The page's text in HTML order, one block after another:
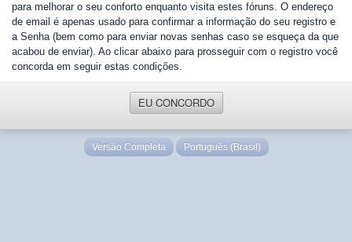
para melhorar o seu conforto enquanto visita estes fóruns. O endereço
de email é apenas usado para confirmar a informação do seu registro e
a Senha (bem como para enviar novas senhas caso se esqueça da que
acabou de enviar). Ao clicar abaixo para prosseguir com o registro você
concorda em seguir estas condições.
EU CONCORDO
Versão Completa Português (Brasil)